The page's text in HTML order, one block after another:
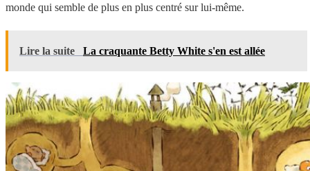
monde qui semble de plus en plus centré sur lui-même.
Lire la suite La craquante Betty White s'en est allée